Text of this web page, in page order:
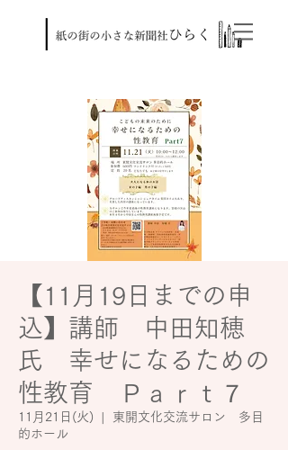
【11月19日までの申
込】講師 中田知穂
氏 幸せになるための
性教育 Ｐａｒｔ７
11月21日(火)
東開文化交流サロン 多目
的ホール